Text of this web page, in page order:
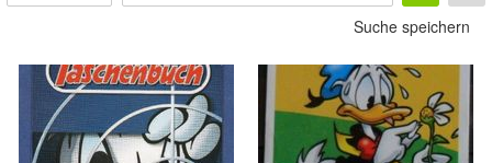
Suche speichern